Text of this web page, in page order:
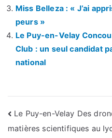
Miss Belleza : « J’ai
peurs »
Le Puy-en-Velay
Club : un seul candidat
national
Navigation
Le Puy-en-Velay Des
matières scientifiques au